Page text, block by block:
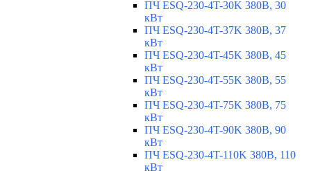
ПЧ ESQ-230-4T-30K 380В, 30
кВт
ПЧ ESQ-230-4T-37K 380В, 37
кВт
ПЧ ESQ-230-4T-45K 380В, 45
кВт
ПЧ ESQ-230-4T-55K 380В, 55
кВт
ПЧ ESQ-230-4T-75K 380В, 75
кВт
ПЧ ESQ-230-4T-90K 380В, 90
кВт
ПЧ ESQ-230-4T-110K 380В, 110
кВт